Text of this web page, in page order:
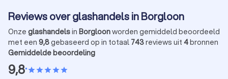
Reviews over glashandels in Borgloon
Onze glashandelsin Borgloonworden gemiddeld beoordeeld
met een 9,8gebaseerd op in totaal 743reviews uit 4bronnen
Gemiddelde beoordeling
9,8•starstarstarstarstar